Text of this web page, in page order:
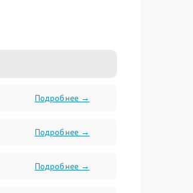
Подробнее →
Подробнее →
Подробнее →